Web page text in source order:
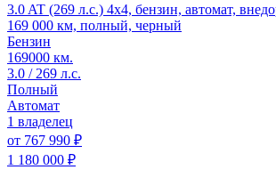
3.0 AT (269 л.с.) 4x4, бензин, автомат,
169 000 км, полный, черный
Бензин
169000 км.
3.0 / 269 л.с.
Полный
Автомат
1 владелец
от 767 990 ₽
1 180 000 ₽